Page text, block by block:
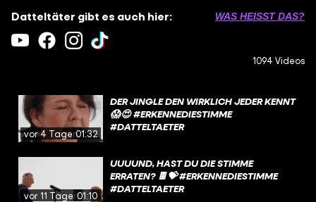
Datteltäter gibt es auch hier:
WAS HEISST DAS?
1094 Videos
vor 4 Tagen01:32
DER JINGLE DEN WIRKLICH JEDER KENNT
😱😍 #ERKENNEDIESTIMME
#DATTELTAETER
vor 11 Tagen01:10
UUUUND, HAST DU DIE STIMME
ERRATEN? 🍫💝 #ERKENNEDIESTIMME
#DATTELTAETER